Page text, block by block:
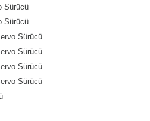
Sürücü
Sürücü
Sürücü
Sürücü
Sürücü
Sürücü